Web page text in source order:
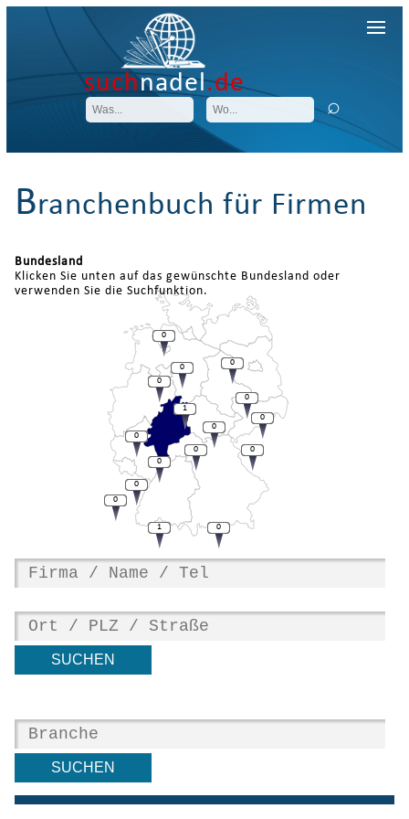
suchnadel.de
Branchenbuch für Firmen
Bundesland
Klicken Sie unten auf das gewünschte Bundesland oder
verwenden Sie die Suchfunktion.
0
0
0
0
0
0
0
0
0
1
0
0
0
1
0
0